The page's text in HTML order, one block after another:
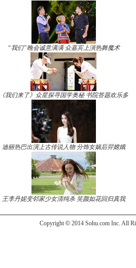
“我们”晚会诚意满满 众嘉宾上演热舞魔术
《我们来了》众星探寻国学奥秘 书院答题欢乐多
迪丽热巴出演上古传说人物 分饰女娲后羿嫦娥
王李丹妮变邻家少女清纯杀 笑颜如花回归真我
Copyright © 2014 Sohu.com Inc. All